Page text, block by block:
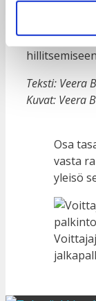
Tyttöjen
oikea tieto
oikeuksista
Teksti: Veera
Kuvat: Veera
Osa
vasta
yleisö